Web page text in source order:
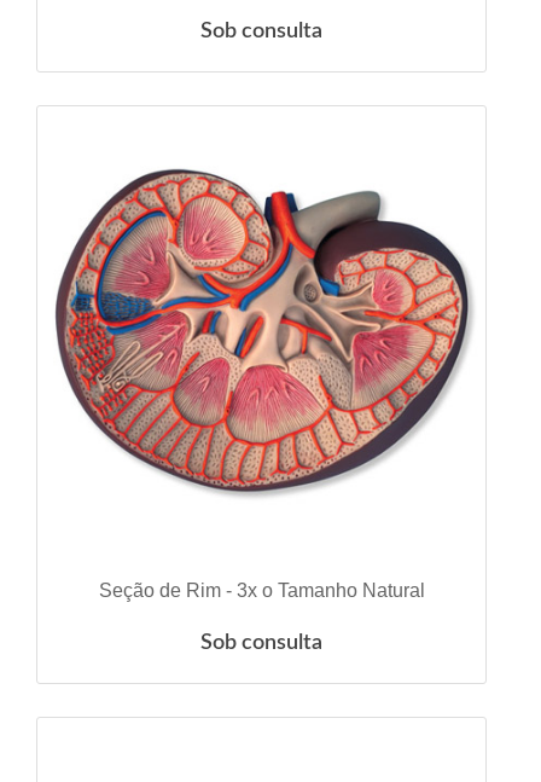
Sob consulta
VER DETALHES
Seção de Rim - 3x o Tamanho Natural
Sob consulta